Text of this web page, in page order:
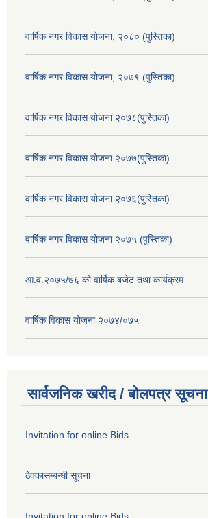
वार्षिक नगर विकास योजना, २०८० (पुस्तिका)
वार्षिक नगर विकास योजना, २०७९ (पुस्तिका)
वार्षिक नगर विकास योजना २०७८(पुस्तिका)
वार्षिक नगर विकास योजना २०७७(पुस्तिका)
वार्षिक नगर विकास योजना २०७६(पुस्तिका)
वार्षिक नगर विकास योजना २०७५ (पुस्तिका)
आ.व.२०७५/७६ को वार्षिक बजेट तथा कार्यक्रम
वार्षिक विकास योजना २०७४/०७५
सार्वजनिक खरीद / बोलपत्र सूचना
Invitation for online Bids
ठेक्कासम्बन्धी सूचना